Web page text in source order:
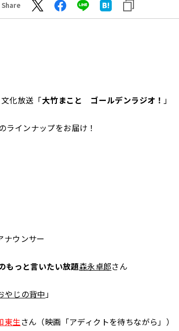
Share
化放送「大竹まこと ゴールデンラジオ！ 」
インナップをお届け！
ナウンサー
もっと言いたい放題森永卓郎さん
やじの背中 」
東生さん（映画「アディクトを待ちながら」）